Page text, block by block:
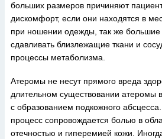
больших размеров причиняют
дискомфорт, если они находятся в
при ношении одежды, так же большие
сдавливать близлежащие ткани и
процессы метаболизма.
Атеромы не несут прямого вреда
длительном существовании атеромы
с образованием подкожного
процесс сопровождается болью в
отечностью и гиперемией кожи.